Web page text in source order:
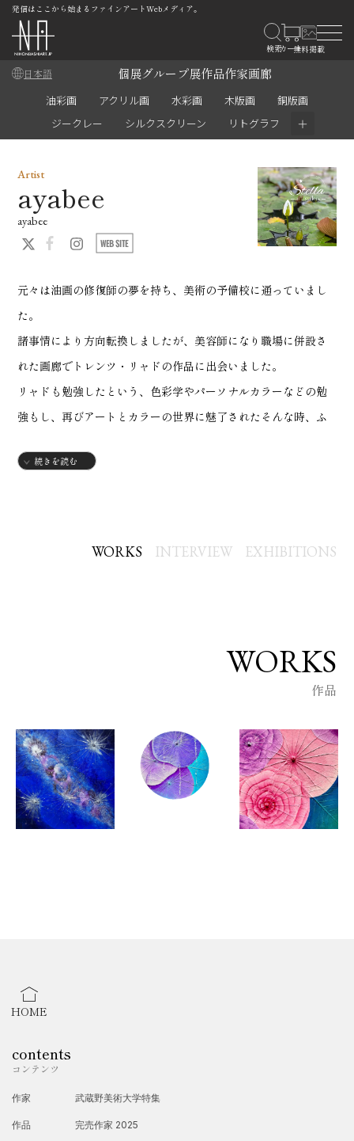
発信はここから始まるファインアートWebメディア。
日本語 個展グループ展作品作家画廊
油彩画 アクリル画 水彩画 木版画
銅版画
ジークレー
シルクスクリーン リトグラフ ＋
元々は油画の修復師の夢を持ち、美術の予備校に通っていまし
た。
諸事情により方向転換しましたが、美容師になり職場に併設さ
れた画廊でトレンツ・リャドの作品に出会いました。
リャドも勉強したという、色彩学やパーソナルカラーなどの勉
強もし、再びアートとカラーの世界に魅了されたそんな時、ふ
ました。
・ミニバスコーチ
2022年12月
・ボタニーペインティング パートナー講師
2023年
続きを読む
Artist
ayabee
ayabee
WORKS INTERVIEW EXHIBITIONS
WORKS
作品
HOME
contents
コンテンツ
作家
作品
武蔵野美術大学特集
完売作家 2025